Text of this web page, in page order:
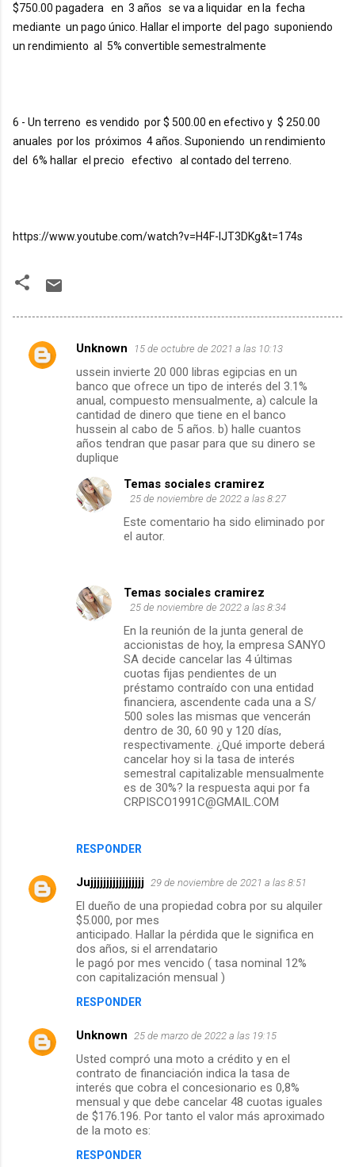
$750.00 pagadera   en  3 años   se va a liquidar  en la  fecha
mediante  un pago único. Hallar el importe  del pago  suponiendo
un rendimiento  al  5% convertible semestralmente
6 - Un terreno  es vendido  por $ 500.00 en efectivo y  $ 250.00
anuales  por los  próximos  4 años. Suponiendo  un rendimiento
del  6% hallar  el precio   efectivo   al contado del terreno.
https://www.youtube.com/watch?v=H4F-IJT3DKg&t=174s
C
Unknown 15 de octubre de 2021 a las 10:13
ussein invierte 20 000 libras egipcias en un
banco que ofrece un tipo de interés del 3.1%
anual, compuesto mensualmente, a) calcule la
cantidad de dinero que tiene en el banco
hussein al cabo de 5 años. b) halle cuantos
años tendran que pasar para que su dinero se
duplique
RESPONDER
Temas sociales cramirez
25 de noviembre de 2022 a las 8:27
Este comentario ha sido eliminado por
el autor.
Temas sociales cramirez
25 de noviembre de 2022 a las 8:34
En la reunión de la junta general de
accionistas de hoy, la empresa SANYO
SA decide cancelar las 4 últimas
cuotas fijas pendientes de un
préstamo contraído con una entidad
financiera, ascendente cada una a S/
500 soles las mismas que vencerán
dentro de 30, 60 90 y 120 días,
respectivamente. ¿Qué importe deberá
cancelar hoy si la tasa de interés
semestral capitalizable mensualmente
es de 30%? la respuesta aqui por fa
CRPISCO1991C@GMAIL.COM
Jujjjjjjjjjjjjjjjjj 29 de noviembre de 2021 a las 8:51
El dueño de una propiedad cobra por su alquiler
$5.000, por mes
anticipado. Hallar la pérdida que le significa en
dos años, si el arrendatario
le pagó por mes vencido ( tasa nominal 12%
con capitalización mensual )
RESPONDER
Unknown 25 de marzo de 2022 a las 19:15
Usted compró una moto a crédito y en el
contrato de financiación indica la tasa de
interés que cobra el concesionario es 0,8%
mensual y que debe cancelar 48 cuotas iguales
de $176.196. Por tanto el valor más aproximado
de la moto es:
RESPONDER